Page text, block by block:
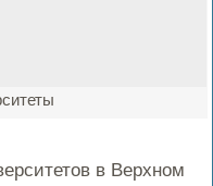
в Верхном